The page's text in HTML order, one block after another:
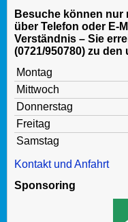
Besuche können nur
über Telefon oder E-
Verständnis – Sie
(0721/950780) zu
Montag
Mittwoch
Donnerstag
Freitag
Samstag
Kontakt und Anfahrt
Sponsoring